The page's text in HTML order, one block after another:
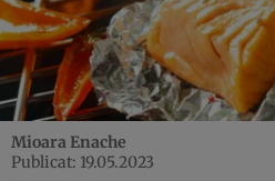
Mioara Enache
Publicat: 19.05.2023